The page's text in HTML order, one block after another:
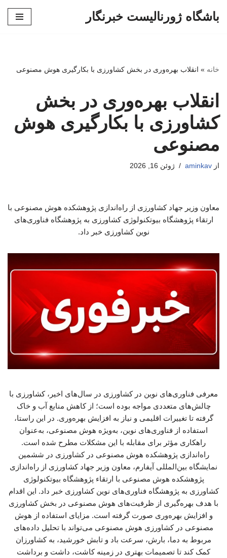
باشگاه ژورنالیست خبرنگار
خانه » انقلاب بهره‌وری در بخش کشاورزی با بکارگیری هوش مصنوعی
انقلاب بهره‌وری در بخش
کشاورزی با بکارگیری هوش
مصنوعی
از aminkav ژوئن 16, 2026
معاون وزیر جهاد کشاورزی از راه‌اندازی پژوهشکده هوش مصنوعی با
ارتقاء پژوهشگاه بیوتکنولوژی کشاورزی به پژوهشگاه فناوری‌های
نوین کشاورزی خبر داد.
معرفی فناوری‌های نوین در کشاورزی در سال‌های اخیر، کشاورزی با
چالش‌های متعددی مواجه بوده است؛ از کاهش منابع آب و خاک
گرفته تا تغییرات اقلیمی و نیاز به افزایش بهره‌وری. در این راستا،
استفاده از فناوری‌های نوین، به‌ویژه هوش مصنوعی، به‌عنوان
راهکاری مؤثر برای مقابله با این مشکلات مطرح شده است.
راه‌اندازی پژوهشکده هوش مصنوعی در کشاورزی در ششمین
نمایشگاه بین‌المللی آیفارم، معاون وزیر جهاد کشاورزی از راه‌اندازی
پژوهشکده هوش مصنوعی با ارتقاء پژوهشگاه بیوتکنولوژی
کشاورزی به پژوهشگاه فناوری‌های نوین کشاورزی خبر داد. این اقدام
با هدف بهره‌گیری از ظرفیت‌های هوش مصنوعی در بخش کشاورزی
و افزایش بهره‌وری صورت گرفته است. مزایای استفاده از هوش
مصنوعی در کشاورزی هوش مصنوعی می‌تواند با تحلیل داده‌های
مربوط به دما، بارش، سرعت باد و تابش خورشید، به کشاورزان
کمک کند تا تصمیمات بهتری در زمینه کاشت، داشت و برداشت